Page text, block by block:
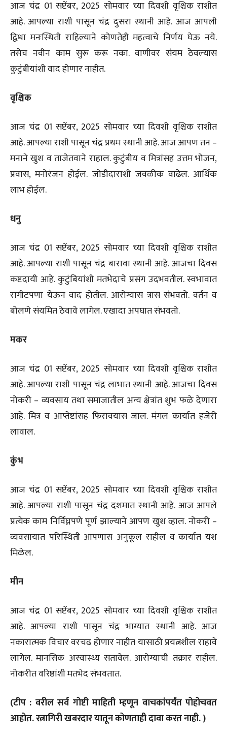
आज चंद्र 01 सप्टेंबर, 2025 सोमवार च्या दिवशी वृश्चिक राशीत
आहे. आपल्या राशी पासून चंद्र दुसरा स्थानी आहे. आज आपली
द्विधा मनःस्थिती राहिल्याने कोणतेही महत्वाचे निर्णय घेऊ नये.
तसेच नवीन काम सुरू करू नका. वाणीवर संयम ठेवल्यास
कुटुंबीयांशी वाद होणार नाहीत.
वृश्चिक
आज चंद्र 01 सप्टेंबर, 2025 सोमवार च्या दिवशी वृश्चिक राशीत
आहे. आपल्या राशी पासून चंद्र प्रथम स्थानी आहे. आज आपण तन –
मनाने खुश व ताजेतवाने राहाल. कुटुंबीय व मित्रांसह उत्तम भोजन,
प्रवास, मनोरंजन होईल. जोडीदाराशी जवळीक वाढेल. आर्थिक
लाभ होईल.
धनु
आज चंद्र 01 सप्टेंबर, 2025 सोमवार च्या दिवशी वृश्चिक राशीत
आहे. आपल्या राशी पासून चंद्र बारावा स्थानी आहे. आजचा दिवस
कष्टदायी आहे. कुटुंबियांशी मतभेदाचे प्रसंग उदभवतील. स्वभावात
रागीटपणा येऊन वाद होतील. आरोग्यास त्रास संभवतो. वर्तन व
बोलणे संयमित ठेवावे लागेल. एखादा अपघात संभवतो.
मकर
आज चंद्र 01 सप्टेंबर, 2025 सोमवार च्या दिवशी वृश्चिक राशीत
आहे. आपल्या राशी पासून चंद्र लाभात स्थानी आहे. आजचा दिवस
नोकरी – व्यवसाय तथा समाजातील अन्य क्षेत्रांत शुभ फळे देणारा
आहे. मित्र व आप्तेष्टांसह फिरावयास जाल. मंगल कार्यात हजेरी
लावाल.
कुंभ
आज चंद्र 01 सप्टेंबर, 2025 सोमवार च्या दिवशी वृश्चिक राशीत
आहे. आपल्या राशी पासून चंद्र दशमात स्थानी आहे. आज आपले
प्रत्येक काम निर्विघ्नपणे पूर्ण झाल्याने आपण खुश व्हाल. नोकरी –
व्यवसायात परिस्थिती आपणास अनुकूल राहील व कार्यात यश
मिळेल.
मीन
आज चंद्र 01 सप्टेंबर, 2025 सोमवार च्या दिवशी वृश्चिक राशीत
आहे. आपल्या राशी पासून चंद्र भाग्यात स्थानी आहे. आज
नकारात्मक विचार वरचढ होणार नाहीत यासाठी प्रयत्नशील राहावे
लागेल. मानसिक अस्वास्थ्य सतावेल. आरोग्याची तक्रार राहील.
नोकरीत वरिष्ठांशी मतभेद संभवतात.
(टीप : वरील सर्व गोष्टी माहिती म्हणून वाचकांपर्यंत पोहोचवत
आहोत. रत्नागिरी खबरदार यातून कोणताही दावा करत नाही. )